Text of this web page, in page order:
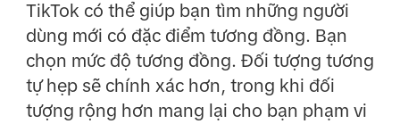
TikTok có thể giúp bạn tìm những người
dùng mới có đặc điểm tương đồng. Bạn
chọn mức độ tương đồng. Đối tượng tương
tự hẹp sẽ chính xác hơn, trong khi đối
tượng rộng hơn mang lại cho bạn phạm vi